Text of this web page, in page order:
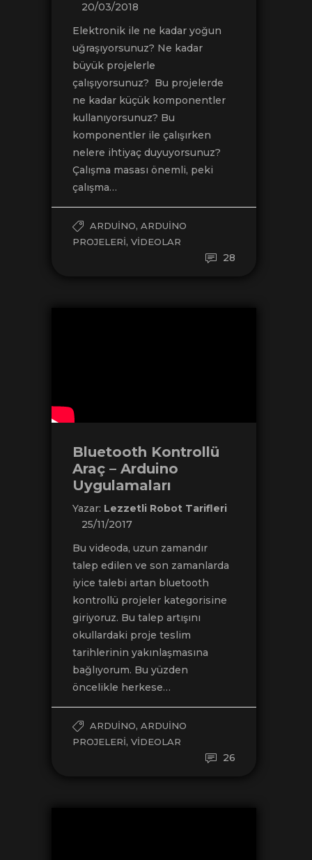
20/03/2018
Elektronik ile ne kadar yoğun
uğraşıyorsunuz? Ne kadar
büyük projelerle
çalışıyorsunuz? Bu projelerde
ne kadar küçük komponentler
kullanıyorsunuz? Bu
komponentler ile çalışırken
nelere ihtiyaç duyuyorsunuz?
Çalışma masası önemli, peki
çalışma…
ARDUINO, ARDUINO
PROJELERI, VIDEOLAR
28
Bluetooth Kontrollü
Araç – Arduino
Uygulamaları
Yazar: Lezzetli Robot Tarifleri
25/11/2017
Bu videoda, uzun zamandır
talep edilen ve son zamanlarda
iyice talebi artan bluetooth
kontrollü projeler kategorisine
giriyoruz. Bu talep artışını
okullardaki proje teslim
tarihlerinin yakınlaşmasına
bağlıyorum. Bu yüzden
öncelikle herkese…
ARDUINO, ARDUINO
PROJELERI, VIDEOLAR
26